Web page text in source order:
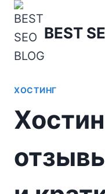
Перейти
содержимому
BEST
ХОСТИНГ